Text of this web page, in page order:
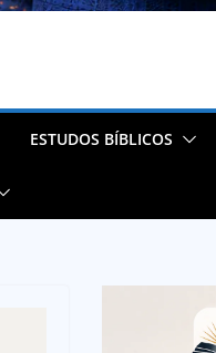
ESTUDOS BÍBLICOS